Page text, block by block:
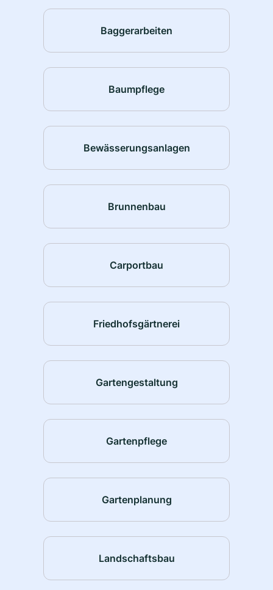
Baggerarbeiten
Baumpflege
Bewässerungsanlagen
Brunnenbau
Carportbau
Friedhofsgärtnerei
Gartengestaltung
Gartenpflege
Gartenplanung
Landschaftsbau